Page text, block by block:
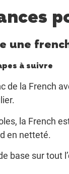
une
à suivre
de la French
la French
en netteté.
base sur tout